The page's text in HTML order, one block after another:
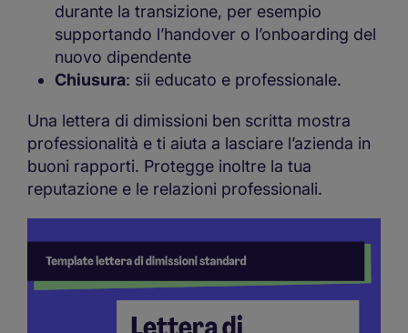
durante la transizione, per esempio
supportando l’handover o l’onboarding del
nuovo dipendente
Chiusura: sii educato e professionale.
Una lettera di dimissioni ben scritta mostra
professionalità e ti aiuta a lasciare l’azienda in
buoni rapporti. Protegge inoltre la tua
reputazione e le relazioni professionali.